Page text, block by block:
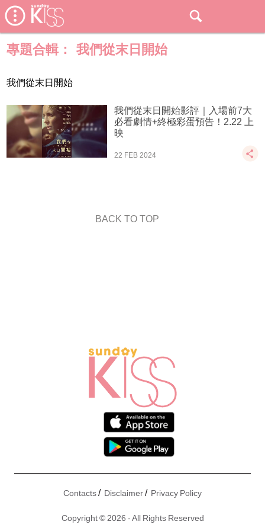
專題合輯： 我們從末日開始
我們從末日開始
我們從末日開始影評｜入場前7大
必看劇情+終極彩蛋預告！2.22 上
映
22 FEB 2024
BACK TO TOP
Contacts/ Disclaimer/ Privacy Policy
Copyright © 2026 - All Rights Reserved